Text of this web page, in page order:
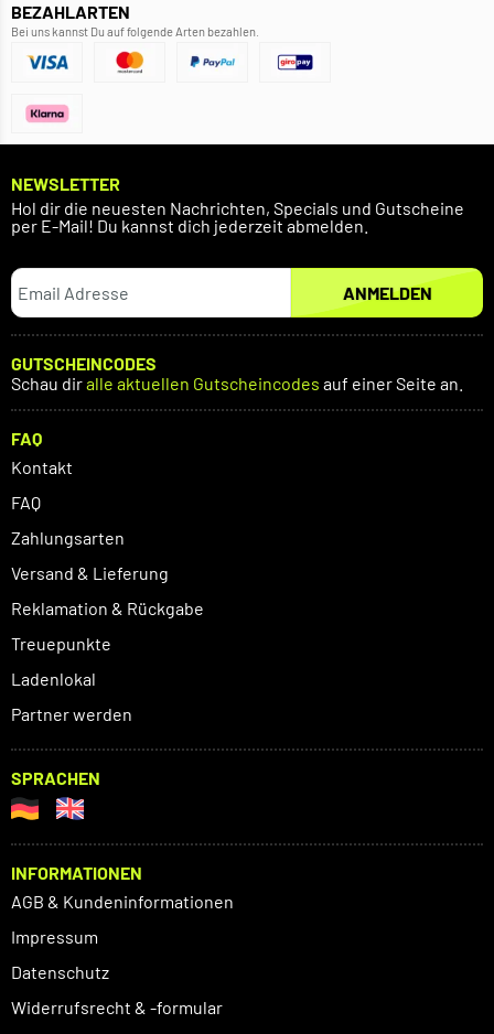
BEZAHLARTEN
Bei uns kannst Du auf folgende Arten bezahlen.
NEWSLETTER
Hol dir die neuesten Nachrichten, Specials und Gutscheine
per E-Mail! Du kannst dich jederzeit abmelden.
ANMELDEN
GUTSCHEINCODES
Schau diralle aktuellen Gutscheincodes auf einer Seite an.
FAQ
Kontakt
FAQ
Zahlungsarten
Versand & Lieferung
Reklamation & Rückgabe
Treuepunkte
Ladenlokal
Partner werden
SPRACHEN
INFORMATIONEN
AGB & Kundeninformationen
Impressum
Datenschutz
Widerrufsrecht & -formular